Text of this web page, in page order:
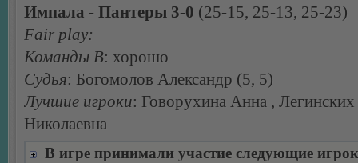
Импала - Пантеры 3-0 (25-15, 25-13, 25-23)
Fair play:
Команды В: хорошо
Судья: Богомолов Александр (5, 5)
Лучшие игроки: Говорухина Анна , Легинских
Николаевна
В игре принимали участие следующие